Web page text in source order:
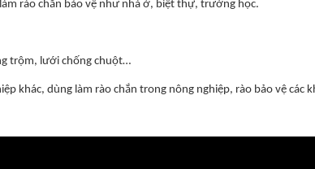
rào chắn bảo vệ như nhà ở, biệt thự, trường học.
trộm, lưới chống chuột…
khác, dùng làm rào chắn trong nông nghiệp, rào bảo vệ các